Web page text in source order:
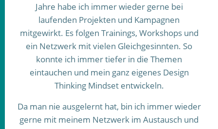
Jahre habe ich immer wieder gerne bei
laufenden Projekten und Kampagnen
mitgewirkt. Es folgen Trainings, Workshops und
ein Netzwerk mit vielen Gleichgesinnten. So
konnte ich immer tiefer in die Themen
eintauchen und mein ganz eigenes Design
Thinking Mindset entwickeln.
Da man nie ausgelernt hat, bin ich immer wieder
gerne mit meinem Netzwerk im Austausch und